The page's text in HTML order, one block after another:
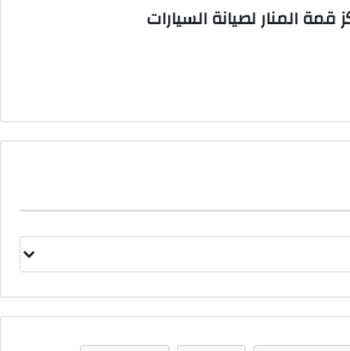
قمة المنار لصيانة السيارات